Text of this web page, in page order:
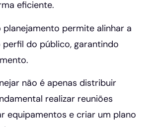
eficiente.
planejamento permite alinhar a
do público, garantindo
não é apenas distribuir
realizar reuniões
equipamentos e criar um plano